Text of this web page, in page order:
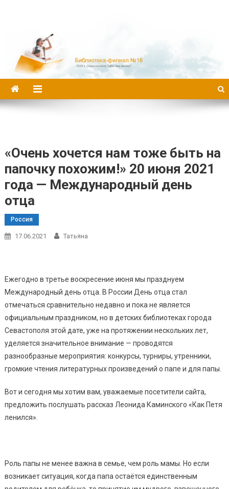
«Очень хочется нам тоже быть на
папочку похожим!» 20 июня 2021
года — Международный день
отца
Россия
17.06.2021 Татьяна
Ежегодно в третье воскресение июня мы празднуем
Международный день отца. В России День отца стал
отмечаться сравнительно недавно и пока не является
официальным праздником, но в детских библиотеках города
Севастополя этой дате, уже на протяжении нескольких лет,
уделяется значительное внимание — проводятся
разнообразные мероприятия: конкурсы, турниры, утренники,
громкие чтения литературных произведений о папе и для папы.
Вот и сегодня мы хотим вам, уважаемые посетители сайта,
предложить послушать рассказ Леонида Каминского «Как Петя
ленился».
Роль папы не менее важна в семье, чем роль мамы. Но если
возникает ситуация, когда папа остаётся единственным